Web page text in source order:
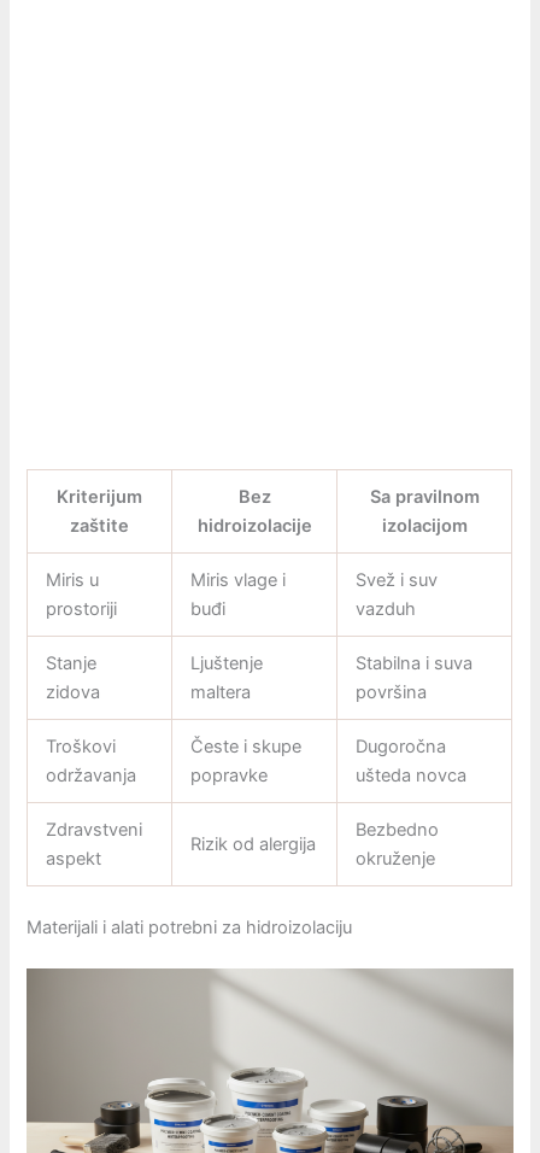
Kriterijum
zaštite
Bez
hidroizolacije
Sa pravilnom
izolacijom
Miris u
prostoriji
Miris vlage i
buđi
Svež i suv
vazduh
Stanje
zidova
Ljuštenje
maltera
Stabilna i suva
površina
Troškovi
održavanja
Česte i skupe
popravke
Dugoročna
ušteda novca
Zdravstveni
aspekt
Rizik od alergija
Bezbedno
okruženje
Materijali i alati potrebni za hidroizolaciju